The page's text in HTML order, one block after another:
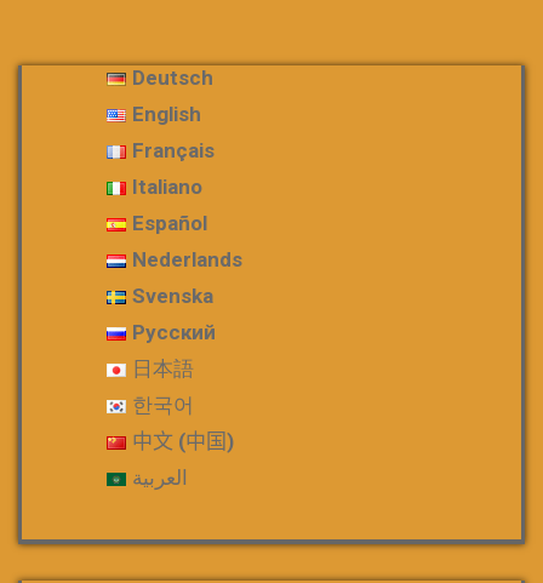
Deutsch
English
Français
Italiano
Español
Nederlands
Svenska
Русский
日本語
한국어
中文 (中国)
العربية